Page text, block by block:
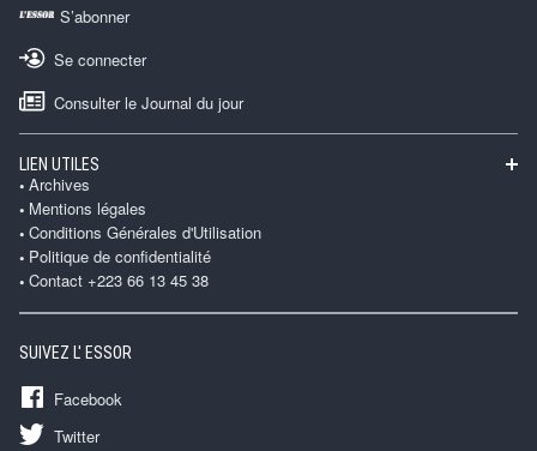
S’abonner
Se connecter
Consulter le Journal du jour
LIEN UTILES
Archives
Mentions légales
Conditions Générales d'Utilisation
Politique de confidentialité
Contact +223 66 13 45 38
SUIVEZ L' ESSOR
Facebook
Twitter